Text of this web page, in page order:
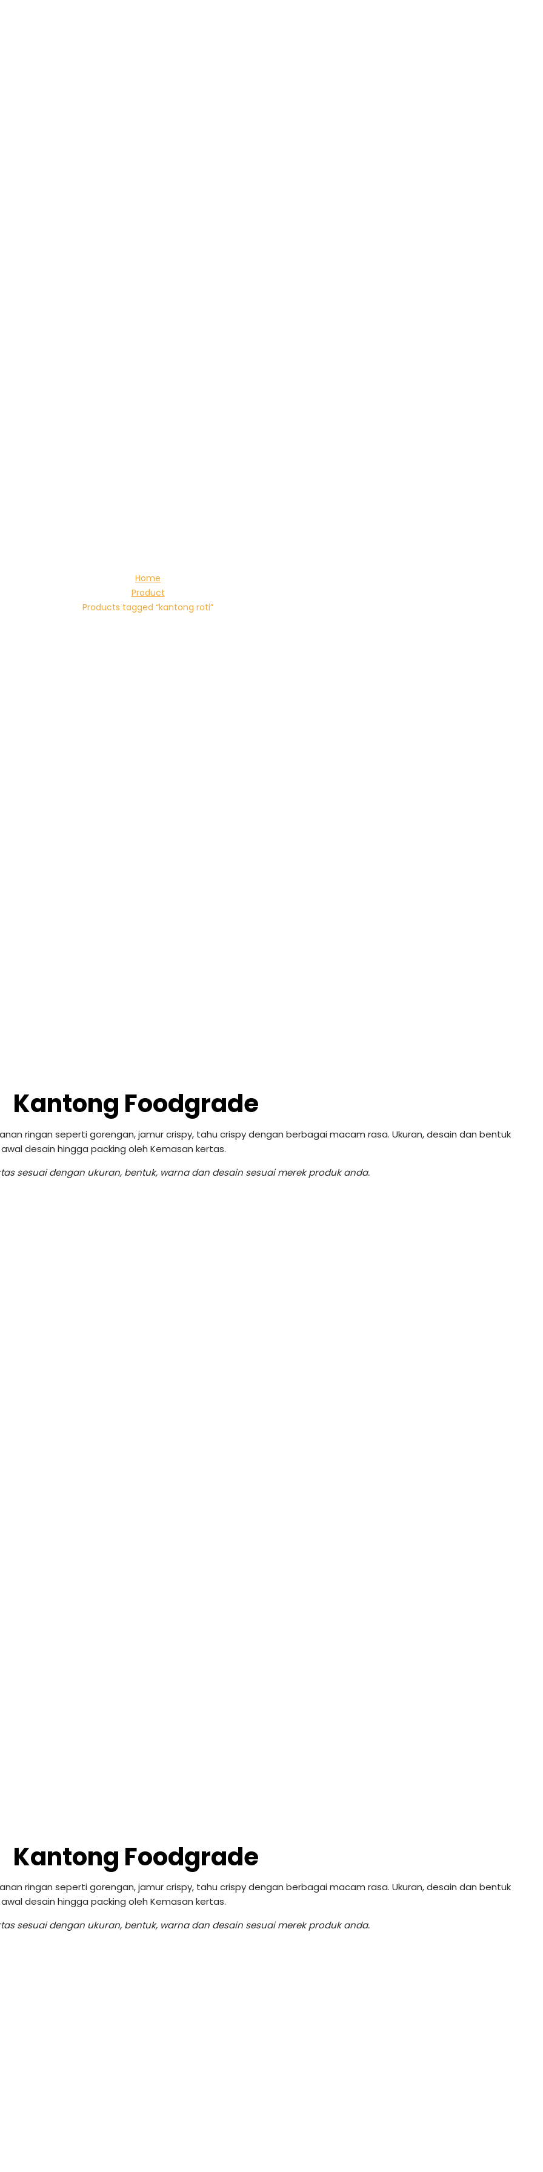
Home
Product
Products tagged “kantong roti”
Kantong Foodgrade
ringan seperti gorengan, jamur crispy, tahu crispy dengan berbagai macam rasa. Ukuran, desain dan bentuk
desain hingga packing oleh Kemasan kertas.
sesuai dengan ukuran, bentuk, warna dan desain sesuai merek produk anda.
Kantong Foodgrade
ringan seperti gorengan, jamur crispy, tahu crispy dengan berbagai macam rasa. Ukuran, desain dan bentuk
desain hingga packing oleh Kemasan kertas.
sesuai dengan ukuran, bentuk, warna dan desain sesuai merek produk anda.